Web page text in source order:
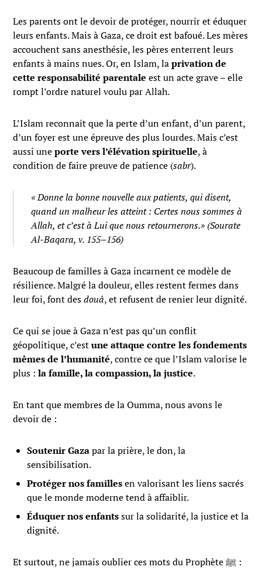
Les parents ont le devoir de protéger, nourrir et éduquer
leurs enfants. Mais à Gaza, ce droit est bafoué. Les mères
accouchent sans anesthésie, les pères enterrent leurs
enfants à mains nues. Or, en Islam, laprivation de
cette responsabilité parentale est un acte grave – elle
rompt l’ordre naturel voulu par Allah.
L’Islam reconnaît que la perte d’un enfant, d’un parent,
d’un foyer est une épreuve des plus lourdes. Mais c’est
aussi uneporte vers l’élévation spirituelle, à
condition de faire preuve de patience (sabr).
« Donne la bonne nouvelle aux patients, qui disent,
quand un malheur les atteint : Certes nous sommes à
Allah, et c’est à Lui que nous retournerons.» (Sourate
Al-Baqara, v. 155–156)
Beaucoup de familles à Gaza incarnent ce modèle de
résilience. Malgré la douleur, elles restent fermes dans
leur foi, font desdouâ, et refusent de renier leur dignité.
Ce qui se joue à Gaza n’est pas qu’un conflit
géopolitique, c’estune attaque contre les fondements
mêmes de l’humanité, contre ce que l’Islam valorise le
plus :la famille, la compassion, la justice.
En tant que membres de la Oumma, nous avons le
devoir de :
Soutenir Gazapar la prière, le don, la
sensibilisation.
Protéger nos famillesen valorisant les liens sacrés
que le monde moderne tend à affaiblir.
Éduquer nos enfantssur la solidarité, la justice et la
dignité.
Et surtout, ne jamais oublier ces mots du Prophète ﷺ :